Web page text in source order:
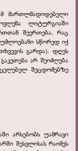
მართლმადიდებელი
ლიტურგიაში
შეერთება, რაც
სწორედ იქ
გარდა). დღეს
არ შეიძლება
შეცდომებზე
არსებობს უამრავი
შესვლისას რაიმეს